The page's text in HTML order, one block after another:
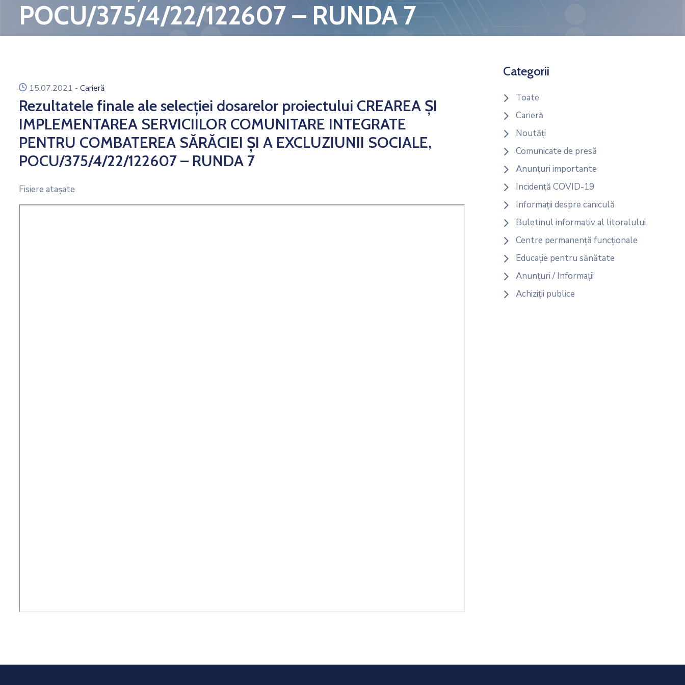
POCU/375/4/22/122607 – RUNDA 7
icon
15.07.2021 - Carieră
Rezultatele finale ale selecției dosarelor proiectului CREAREA ȘI
IMPLEMENTAREA SERVICIILOR COMUNITARE INTEGRATE
PENTRU COMBATEREA SĂRĂCIEI ȘI A EXCLUZIUNII SOCIALE,
POCU/375/4/22/122607 – RUNDA 7
Fisiere ataşate
Categorii
Toate
Carieră
Noutăți
Comunicate de presă
Anunțuri importante
Incidență COVID-19
Informații despre caniculă
Buletinul informativ al litoralului
Centre permanență funcționale
Educație pentru sănătate
Anunțuri / Informații
Achiziții publice